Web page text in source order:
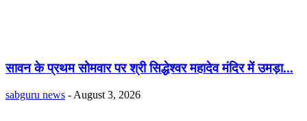
सावन के प्रथम सोमवार पर श्री सिद्धेश्वर महादेव मंदिर में उमड़ा...
sabguru news - August 3, 2026